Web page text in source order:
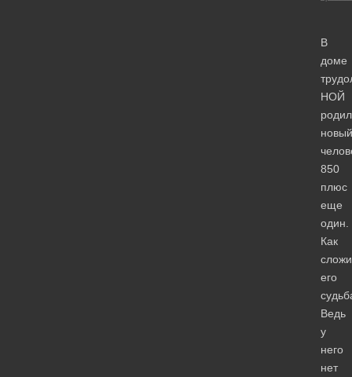
В
доме
НОЙ
новый
850
плюс
еще
один.
Как
его
Ведь
у
него
нет